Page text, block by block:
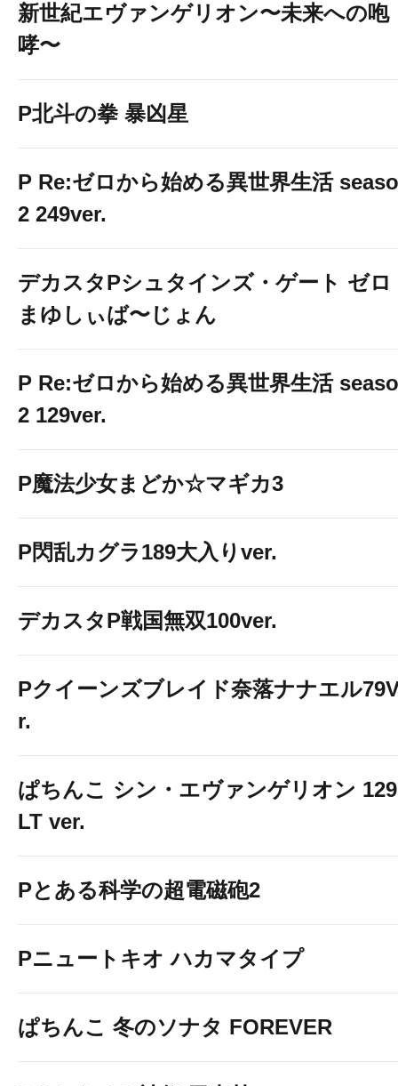
新世紀エヴァンゲリオン〜未来への咆
哮〜
P北斗の拳 暴凶星
P Re:ゼロから始める異世界生活
2 249ver.
デカスタPシュタインズ・ゲート ゼロ
まゆしぃば〜じょん
P Re:ゼロから始める異世界生活
2 129ver.
P魔法少女まどか☆マギカ3
P閃乱カグラ189大入りver.
デカスタP戦国無双100ver.
Pクイーンズブレイド奈落ナナエル
r.
ぱちんこ シン・エヴァンゲリオン 129
LT ver.
Pとある科学の超電磁砲2
Pニュートキオ ハカマタイプ
ぱちんこ 冬のソナタ FOREVER